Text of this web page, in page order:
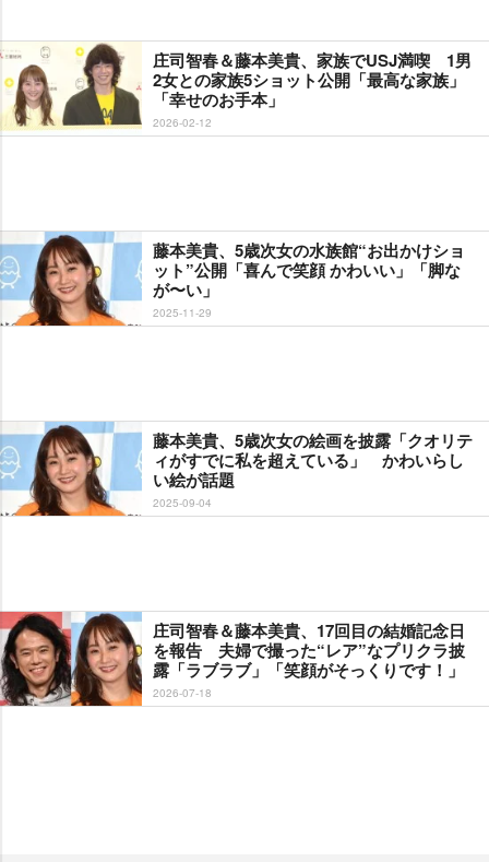
庄司智春＆藤本美貴、家族でUSJ満喫 1男
2女との家族5ショット公開「最高な家族」
「幸せのお手本」
2026-02-12
藤本美貴、5歳次女の水族館“お出かけショ
ット”公開「喜んで笑顔 かわいい」「脚な
が〜い」
2025-11-29
藤本美貴、5歳次女の絵画を披露「クオリテ
ィがすでに私を超えている」 かわいらし
い絵が話題
2025-09-04
庄司智春＆藤本美貴、17回目の結婚記念日
を報告 夫婦で撮った“レア”なプリクラ披
露「ラブラブ」「笑顔がそっくりです！」
2026-07-18